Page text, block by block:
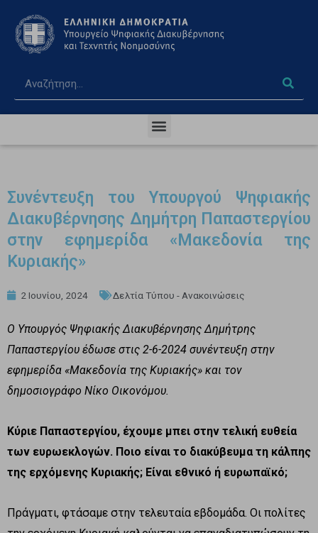
Συνέντευξη του Υπουργού Ψηφιακής
Διακυβέρνησης Δημήτρη Παπαστεργίου
στην εφημερίδα «Μακεδονία της
Κυριακής»
2 Ιουνίου, 2024 Δελτία Τύπου - Ανακοινώσεις
Ο Υπουργός Ψηφιακής Διακυβέρνησης Δημήτρης
Παπαστεργίου έδωσε στις 2-6-2024 συνέντευξη στην
εφημερίδα «Μακεδονία της Κυριακής» και τον
δημοσιογράφο Νίκο Οικονόμου.
Κύριε Παπαστεργίου, έχουμε μπει στην τελική ευθεία
των ευρωεκλογών. Ποιο είναι το διακύβευμα τη κάλπης
της ερχόμενης Κυριακής; Είναι εθνικό ή ευρωπαϊκό;
Πράγματι, φτάσαμε στην τελευταία εβδομάδα. Οι πολίτες